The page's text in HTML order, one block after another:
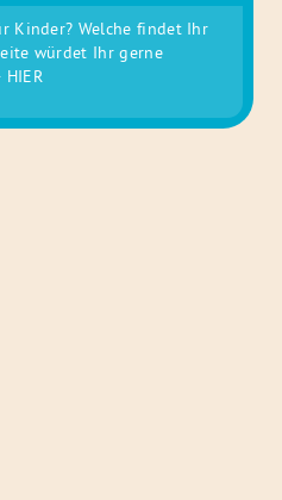
Kinder? Welche findet Ihr
würdet Ihr gerne
HIER